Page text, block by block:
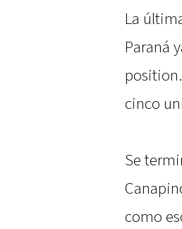
La
Paraná
cinco
Se
como